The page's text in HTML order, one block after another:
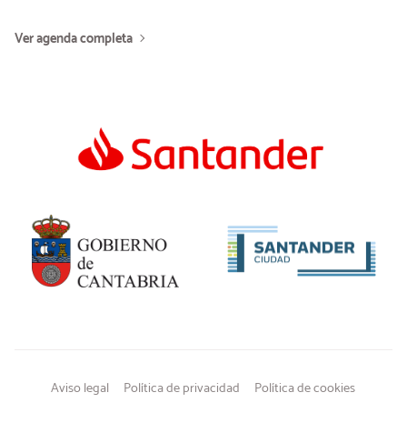
Ver agenda completa
Aviso legal Política de privacidad Política de cookies